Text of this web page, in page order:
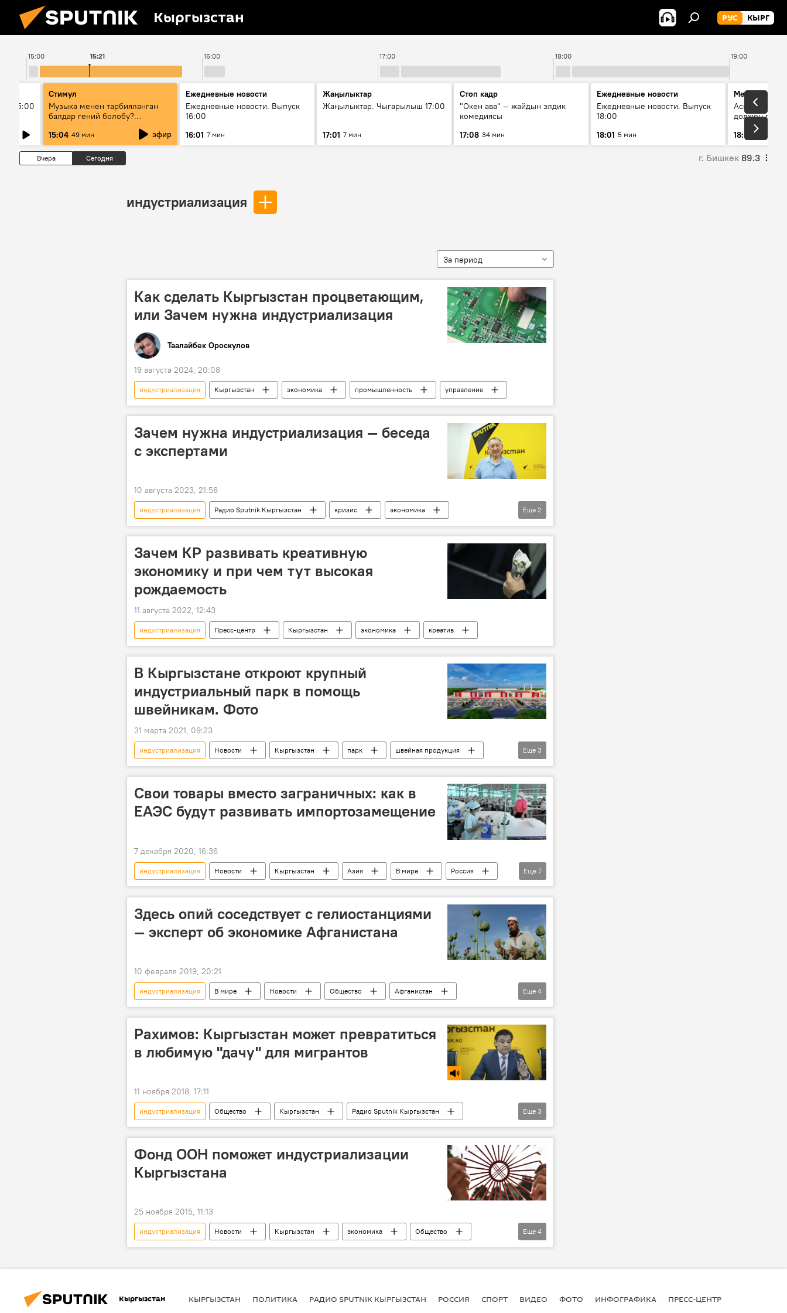
Кыргызстан РУС КЫРГ
15:00 16:00 17:00 18:00 19:00
15:21
15:00
Стимул
Музыка менен тарбияланган
балдар гений болобу?
Кыргыздын жашоосунда
музыканын орду
15:04 49 мин эфир
Ежедневные новости
Ежедневные новости. Выпуск
16:00
16:01 7 мин
Жаңылыктар
Жаңылыктар. Чыгарылыш 17:00
17:01 7 мин
Стоп кадр
"Окен ава" — жайдын элдик
комедиясы
17:08 34 мин
Ежедневные новости
Ежедневные новости. Выпуск
18:00
18:01 5 мин
Меняющие
Аскар
должен
18:06
Вчера Сегодня г. Бишкек 89.3
индустриализация
За период
Как сделать Кыргызстан процветающим,
или Зачем нужна индустриализация
Таалайбек Ороскулов
19 августа 2024, 20:08
индустриализация Кыргызстан экономика промышленность управление
Зачем нужна индустриализация — беседа
с экспертами
10 августа 2023, 21:58
индустриализация Радио Sputnik Кыргызстан кризис
экономика
промышленность
Особый акцент
Еще 2
Зачем КР развивать креативную
экономику и при чем тут высокая
рождаемость
11 августа 2022, 12:43
индустриализация Пресс-центр Кыргызстан экономика креатив
В Кыргызстане откроют крупный
индустриальный парк в помощь
швейникам. Фото
31 марта 2021, 09:23
индустриализация Новости Кыргызстан парк
швейная продукция
текстиль
экономика фото
Еще 3
Свои товары вместо заграничных: как в
ЕАЭС будут развивать импортозамещение
7 декабря 2020, 16:36
индустриализация Новости Кыргызстан Азия В мире
Россия
экономика
ЕАЭС карта импортозамещение
Пресс-центр
Еще 7
Здесь опий соседствует с гелиостанциями
— эксперт об экономике Афганистана
10 февраля 2019, 20:21
индустриализация В мире Новости Общество
Афганистан
наркотики
Афганистан: 30 лет в ожидании мира
Неизвестный Афганистан
Еще 4
Рахимов: Кыргызстан может превратиться
в любимую "дачу" для мигрантов
11 ноября 2018, 17:11
индустриализация Общество Кыргызстан
Радио Sputnik Кыргызстан
сельское хозяйство
мигранты традиции
Еще 3
Фонд ООН поможет индустриализации
Кыргызстана
25 ноября 2015, 11:13
индустриализация Новости Кыргызстан экономика
Общество
Олег Панкратов
Виктор Загреков UNIDO инвестиции
Еще 4
Кыргызстан КЫРГЫЗСТАН ПОЛИТИКА РАДИО SPUTNIK КЫРГЫЗСТАН РОССИЯ СПОРТ ВИДЕО ФОТО ИНФОГРАФИКА ПРЕСС-ЦЕНТР